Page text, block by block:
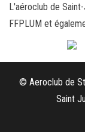
L'aéroclub de
FFPLUM et
© Aeroclub de
Saint